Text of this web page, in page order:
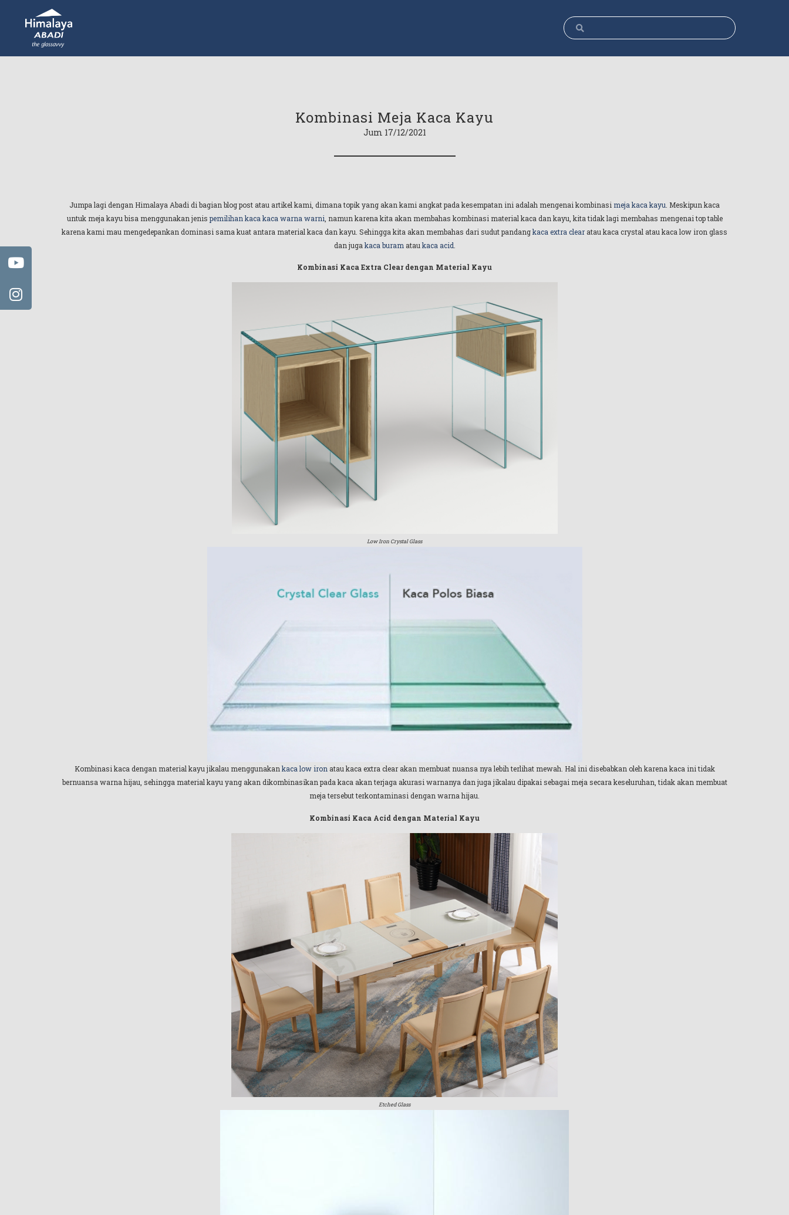
Kombinasi Meja Kaca Kayu
Jum 17/12/2021
Jumpa lagi dengan Himalaya Abadi di bagian blog post atau artikel kami, dimana topik yang akan kami angkat pada kesempatan ini adalah mengenai kombinasi meja kaca kayu . Meskipun kaca
untuk meja kayu bisa menggunakan jenis pemilihan kaca kaca warna warni , namun karena kita akan membahas kombinasi material kaca dan kayu, kita tidak lagi membahas mengenai top table
karena kami mau mengedepankan dominasi sama kuat antara material kaca dan kayu. Sehingga kita akan membahas dari sudut pandangkaca extra clear atau kaca crystal atau kaca low iron glass
dan juga kaca buram atau kaca acid
Kombinasi Kaca Extra Clear dengan Material Kayu
Low Iron Crystal Glass
Kombinasi kaca dengan material kayu jikalau menggunakankaca low ironatau kaca extra clear akan membuat nuansa nya lebih terlihat mewah. Hal ini disebabkan oleh karena kaca ini tidak
bernuansa warna hijau, sehingga material kayu yang akan dikombinasikan pada kaca akan terjaga akurasi warnanya dan juga jikalau dipakai sebagai meja secara keseluruhan, tidak akan membuat
meja tersebut terkontaminasi dengan warna hijau.
Kombinasi Kaca Acid dengan Material Kayu
Etched Glass